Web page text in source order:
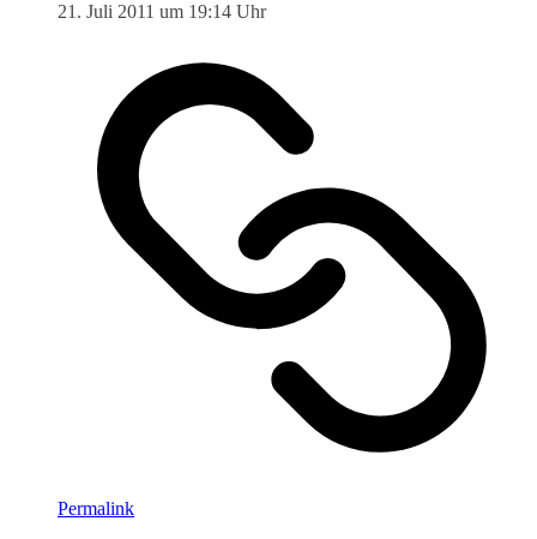
21. Juli 2011 um 19:14 Uhr
Permalink